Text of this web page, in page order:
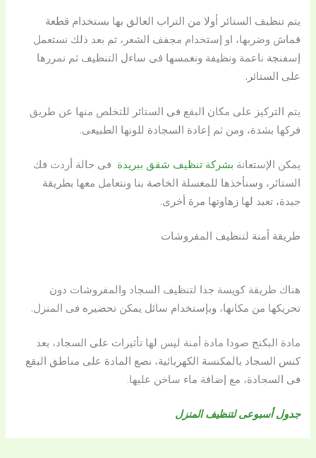
يتم تنظيف الستائر أولا من التراب العالق بها بستخدام قطعة
قماش وضربها، او إستخدام مجفف الشعر، ثم بعد ذلك نستعمل
إسفنجة ناعمة ونظيفة ونغمسها فى ساءل التنظيف ثم نمررها
على الستائر.
يتم التركيز على مكان البقع فى الستائر للتخلص منها عن طريق
فركها بشدة، ومن ثم إعادة السجادة للونها الطبيعى.
يمكن الإستعانة بشركة تنظيف شقق ببريدة فى حالة أردت فك
الستائر، وسنأخذها للمغسلة الخاصة بنا ونتعامل معها بطريقة
جيدة، تعيد لها زهاوتها مرة أخرى.
طريقة أمنة لتنظيف المفروشات
هناك طريقة كويسة جدا لتنظيف السجاد والمفروشات دون
تحريكها من مكانها، وبإستخدام سائل يمكن تحضيره فى المنزل.
مادة البكنج صودا مادة أمنة ليس لها تأثيرات على السجاد، بعد
كنس السجاد بالمكنسة الكهربائية، نضع المادة على مناطق البقع
فى السجادة، مع إضافة ماء ساخن عليها.
جدول أسبوعى لتنظيف المنزل